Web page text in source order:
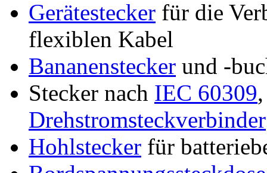
Gerätestecker für die
flexiblen Kabel
Bananenstecker und -
Stecker nach IEC 60309
Drehstromsteckverbinder
Hohlstecker für